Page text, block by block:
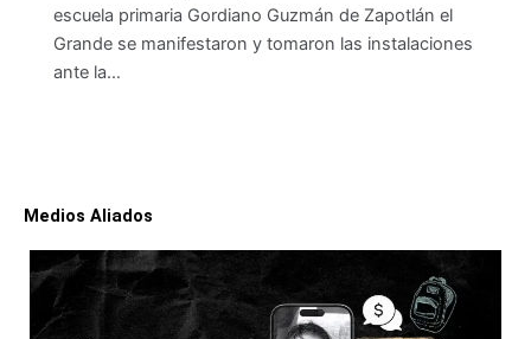
escuela primaria Gordiano Guzmán de Zapotlán el
Grande se manifestaron y tomaron las instalaciones
ante la…
Medios Aliados